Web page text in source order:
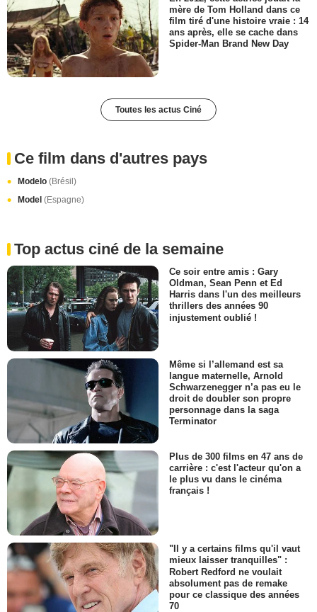
mère de Tom Holland dans ce
film tiré d'une histoire vraie : 14
ans après, elle se cache dans
Spider-Man Brand New Day
Toutes les actus Ciné
Ce film dans d'autres pays
Modelo (Brésil)
Model (Espagne)
Top actus ciné de la semaine
Ce soir entre amis : Gary
Oldman, Sean Penn et Ed
Harris dans l'un des meilleurs
thrillers des années 90
injustement oublié !
Même si l’allemand est sa
langue maternelle, Arnold
Schwarzenegger n’a pas eu le
droit de doubler son propre
personnage dans la saga
Terminator
Plus de 300 films en 47 ans de
carrière : c'est l'acteur qu'on a
le plus vu dans le cinéma
français !
"Il y a certains films qu'il vaut
mieux laisser tranquilles" :
Robert Redford ne voulait
absolument pas de remake
pour ce classique des années
70